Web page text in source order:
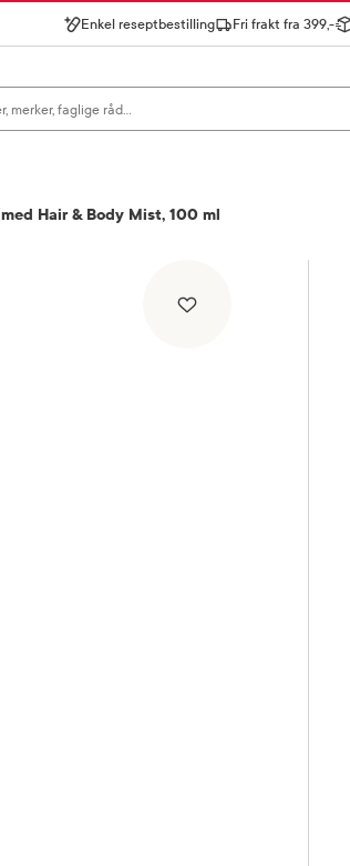
Enkel reseptbestilling Fri frakt fra 399,-
Hair & Body Mist, 100 ml